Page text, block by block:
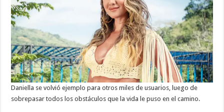
Daniella se volvió ejemplo para otros miles de usuarios, luego de
sobrepasar todos los obstáculos que la vida le puso en el camino.